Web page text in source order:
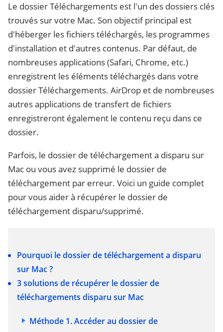
Le dossier Téléchargements est l'un des dossiers clés
trouvés sur votre Mac. Son objectif principal est
d'héberger les fichiers téléchargés, les programmes
d'installation et d'autres contenus. Par défaut, de
nombreuses applications (Safari, Chrome, etc.)
enregistrent les éléments téléchargés dans votre
dossier Téléchargements. AirDrop et de nombreuses
autres applications de transfert de fichiers
enregistreront également le contenu reçu dans ce
dossier.
Parfois, le dossier de téléchargement a disparu sur
Mac ou vous avez supprimé le dossier de
téléchargement par erreur. Voici un guide complet
pour vous aider à récupérer le dossier de
téléchargement disparu/supprimé.
Pourquoi le dossier de téléchargement a disparu
sur Mac ?
3 solutions de récupérer le dossier de
téléchargements disparu sur Mac
Méthode 1. Accéder au dossier de